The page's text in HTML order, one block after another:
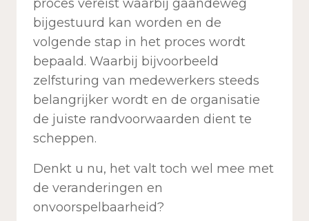
proces vereist waarbij gaandeweg
bijgestuurd kan worden en de
volgende stap in het proces wordt
bepaald. Waarbij bijvoorbeeld
zelfsturing van medewerkers steeds
belangrijker wordt en de organisatie
de juiste randvoorwaarden dient te
scheppen.
Denkt u nu, het valt toch wel mee met
de veranderingen en
onvoorspelbaarheid?